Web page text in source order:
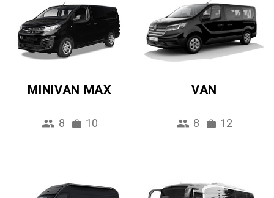
MINIVAN MAX
8 10
VAN
8 12